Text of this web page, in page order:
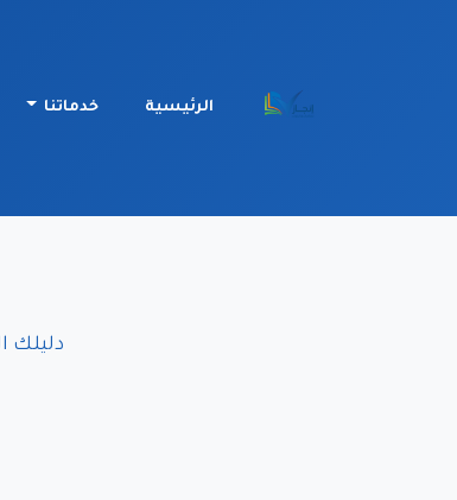
الرئيسية خدماتنا
دليلك